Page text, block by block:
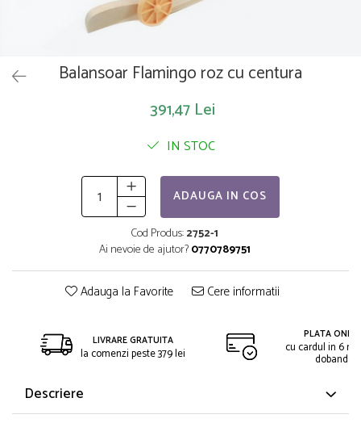
Papusi si accesorii
Trenulete si masinute
Balansoar Flamingo roz cu centura
391,47 Lei
IN STOC
ADAUGA IN COS
Cod Produs:2752-1
Ai nevoie de ajutor?0770789751
Adauga la Favorite Cere informatii
LIVRARE GRATUITA
la comenzi peste 379 lei
PLATA
cu cardul in 6
dobanda
Descriere